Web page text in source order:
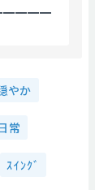
やか
常
ｽｲﾝｸﾞ